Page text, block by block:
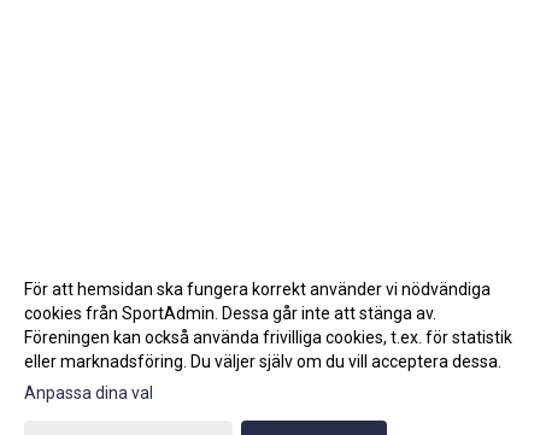
Gå till Webbversion
För att hemsidan ska fungera korrekt använder vi nödvändiga
cookies från SportAdmin. Dessa går inte att stänga av.
Föreningen kan också använda frivilliga cookies, t.ex. för statistik
eller marknadsföring. Du väljer själv om du vill acceptera dessa.
Anpassa dina val